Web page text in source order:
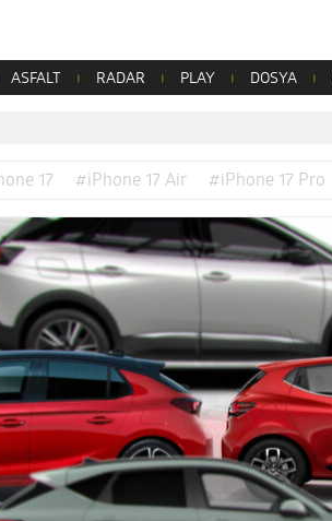
ASFALT RADAR PLAY DOSYA
17 #iPhone 17 Air #iPhone 17 Pro